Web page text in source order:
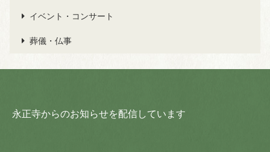
イベント・コンサート
葬儀・仏事
永正寺からのお知らせを配信しています